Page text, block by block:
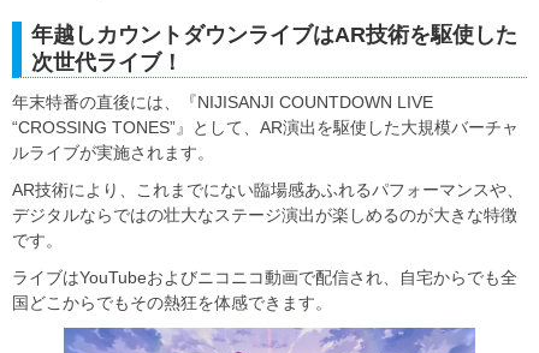
年越しカウントダウンライブはAR技術を駆使した
次世代ライブ！
年末特番の直後には、『NIJISANJI COUNTDOWN LIVE
“CROSSING TONES”』として、AR演出を駆使した大規模バーチャ
ルライブが実施されます。
AR技術により、これまでにない臨場感あふれるパフォーマンスや、
デジタルならではの壮大なステージ演出が楽しめるのが大きな特徴
です。
ライブはYouTubeおよびニコニコ動画で配信され、自宅からでも全
国どこからでもその熱狂を体感できます。